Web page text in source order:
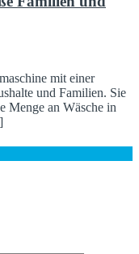
mit einer
und Familien. Sie
Menge an Wäsche in